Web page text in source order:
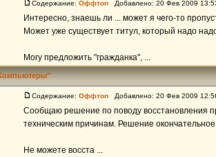
Содержание: Оффтоп Добавлено: 20 Фев 2009
Интересно, знаешь ли ... может я чего-то
Может уже существует титул, который надо
Могу предложить "гражданка", ...
Содержание: Оффтоп Добавлено: 20 Фев 2009
Сообщаю решение по поводу восстановления
техническим причинам. Решение
Не можете восста ...